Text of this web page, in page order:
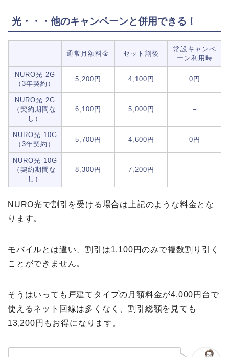
光・・・他のキャンペーンと併用できる！
通常月額料金 セット割後
常設キャンペ
ーン利用時
NURO光 2G
（3年契約）
5,200円 4,100円 0円
NURO光 2G
（契約期間な
し）
6,100円 5,000円 –
NURO光 10G
（3年契約）
5,700円 4,600円 0円
NURO光 10G
（契約期間な
し）
8,300円 7,200円 –
NURO光で割引を受ける場合は上記のような料金とな
ります。
モバイルとは違い、割引は1,100円のみで複数割り引く
ことができません。
そうはいっても戸建てタイプの月額料金が4,000円台で
使えるネット回線は多くなく、割引総額を見ても
13,200円もお得になります。